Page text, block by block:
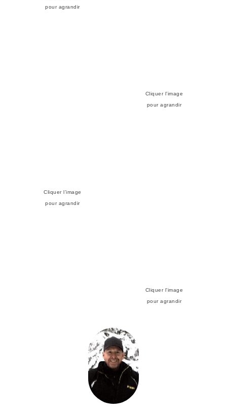
pour agrandir
Cliquer l’image
pour agrandir
Cliquer l’image
pour agrandir
Cliquer l’image
pour agrandir